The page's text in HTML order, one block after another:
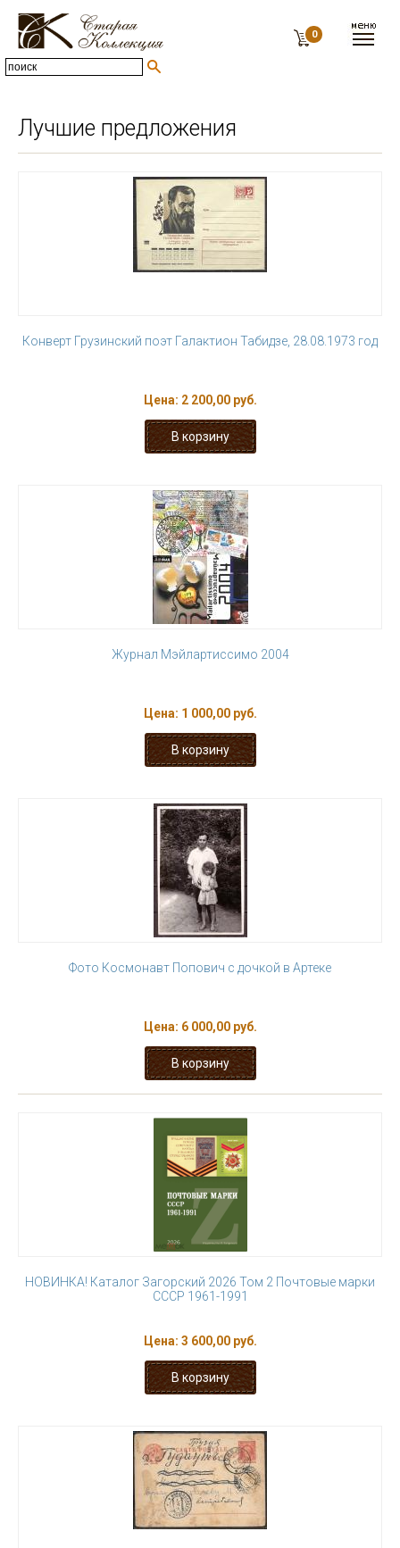
0
Лучшие предложения
Конверт Грузинский поэт Галактион Табидзе, 28.08.1973 год
Цена: 2 200,00 руб.
Журнал Мэйлартиссимо 2004
Цена: 1 000,00 руб.
Фото Космонавт Попович с дочкой в Артеке
Цена: 6 000,00 руб.
НОВИНКА! Каталог Загорский 2026 Том 2 Почтовые марки
СССР 1961-1991
Цена: 3 600,00 руб.